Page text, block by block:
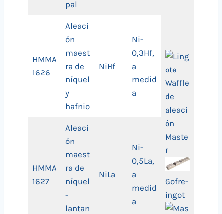
Gofre-
ingot
pal
HMMA
1626
Aleaci
ón
maest
ra de
níquel
y
hafnio
NiHf
Ni-
0,3Hf,
a
medid
a
HMMA
1627
Aleaci
ón
maest
ra de
níquel
-
lantan
NiLa
Ni-
0,5La,
a
medid
a